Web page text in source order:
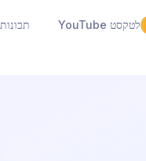
תכונות YouTube לטקסט